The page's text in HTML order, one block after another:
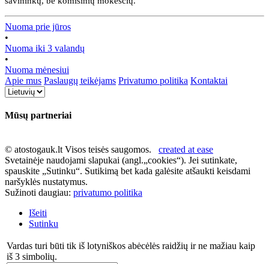
Nuoma prie jūros
•
Nuoma iki 3 valandų
•
Nuoma mėnesiui
Apie mus Paslaugų teikėjams Privatumo politika Kontaktai
Mūsų partneriai
© atostogauk.lt Visos teisės saugomos. created at ease
Svetainėje naudojami slapukai (angl.„cookies“). Jei sutinkate,
spauskite „Sutinku“. Sutikimą bet kada galėsite atšaukti keisdami
naršyklės nustatymus.
Sužinoti daugiau: privatumo politika
Išeiti
Sutinku
Vardas turi būti tik iš lotyniškos abėcėlės raidžių ir ne mažiau kaip
iš 3 simbolių.